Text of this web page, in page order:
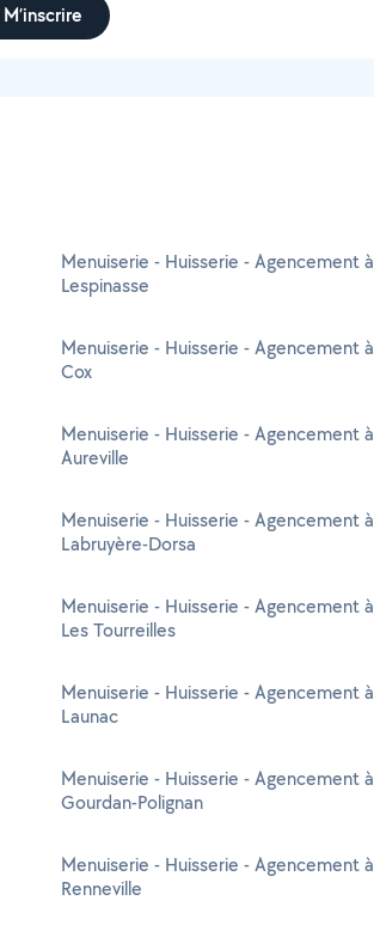
M’inscrire
Menuiserie - Huisserie - Agencement à
Lespinasse
Menuiserie - Huisserie - Agencement à
Cox
Menuiserie - Huisserie - Agencement à
Aureville
Menuiserie - Huisserie - Agencement à
Labruyère-Dorsa
Menuiserie - Huisserie - Agencement à
Les Tourreilles
Menuiserie - Huisserie - Agencement à
Launac
Menuiserie - Huisserie - Agencement à
Gourdan-Polignan
Menuiserie - Huisserie - Agencement à
Renneville